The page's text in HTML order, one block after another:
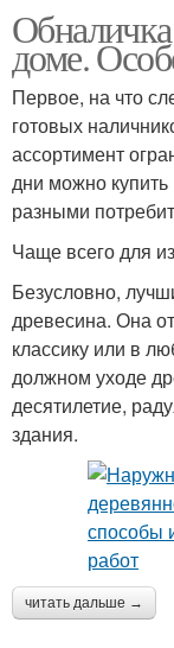
доме.
Первое, на что
готовых
ассортимент
дни можно купить
разными
Чаще всего для
Безусловно,
древесина. Она
классику или в
должном уходе
десятилетие,
здания.
читать дальше →